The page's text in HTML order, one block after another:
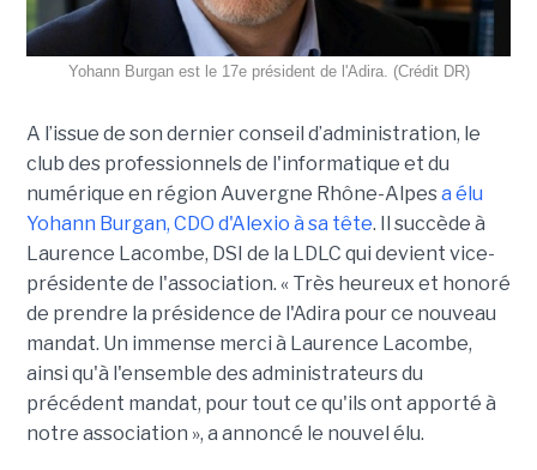
Yohann Burgan est le 17e président de l'Adira. (Crédit DR)
A l’issue de son dernier conseil d’administration, le
club des professionnels de l'informatique et du
numérique en région Auvergne Rhône-Alpesa élu
Yohann Burgan, CDO d'Alexio à sa tête. Il succède à
Laurence Lacombe, DSI de la LDLC qui devient vice-
présidente de l'association. « Très heureux et honoré
de prendre la présidence de l'Adira pour ce nouveau
mandat. Un immense merci à Laurence Lacombe,
ainsi qu'à l'ensemble des administrateurs du
précédent mandat, pour tout ce qu'ils ont apporté à
notre association », a annoncé le nouvel élu.